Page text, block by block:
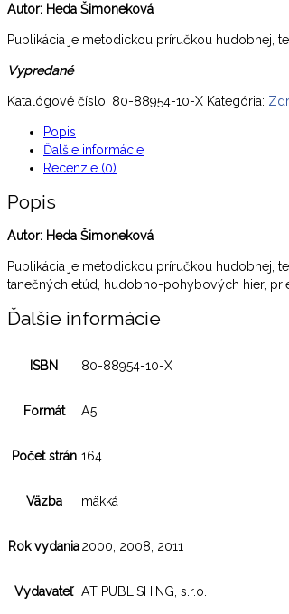
Autor: Heda Šimoneková
Publikácia je metodickou príručkou hudobnej,
Vypredané
Katalógové číslo: 80-88954-10-X Kategória:
Popis
Ďalšie informácie
Recenzie (0)
Popis
Autor: Heda Šimoneková
Publikácia je metodickou príručkou hudobnej,
tanečných etúd, hudobno-pohybových hier,
Ďalšie informácie
ISBN 80-88954-10-X
Formát A5
Počet strán 164
Väzba mäkká
Rok vydania2000, 2008, 2011
Vydavateľ AT PUBLISHING, s.r.o.